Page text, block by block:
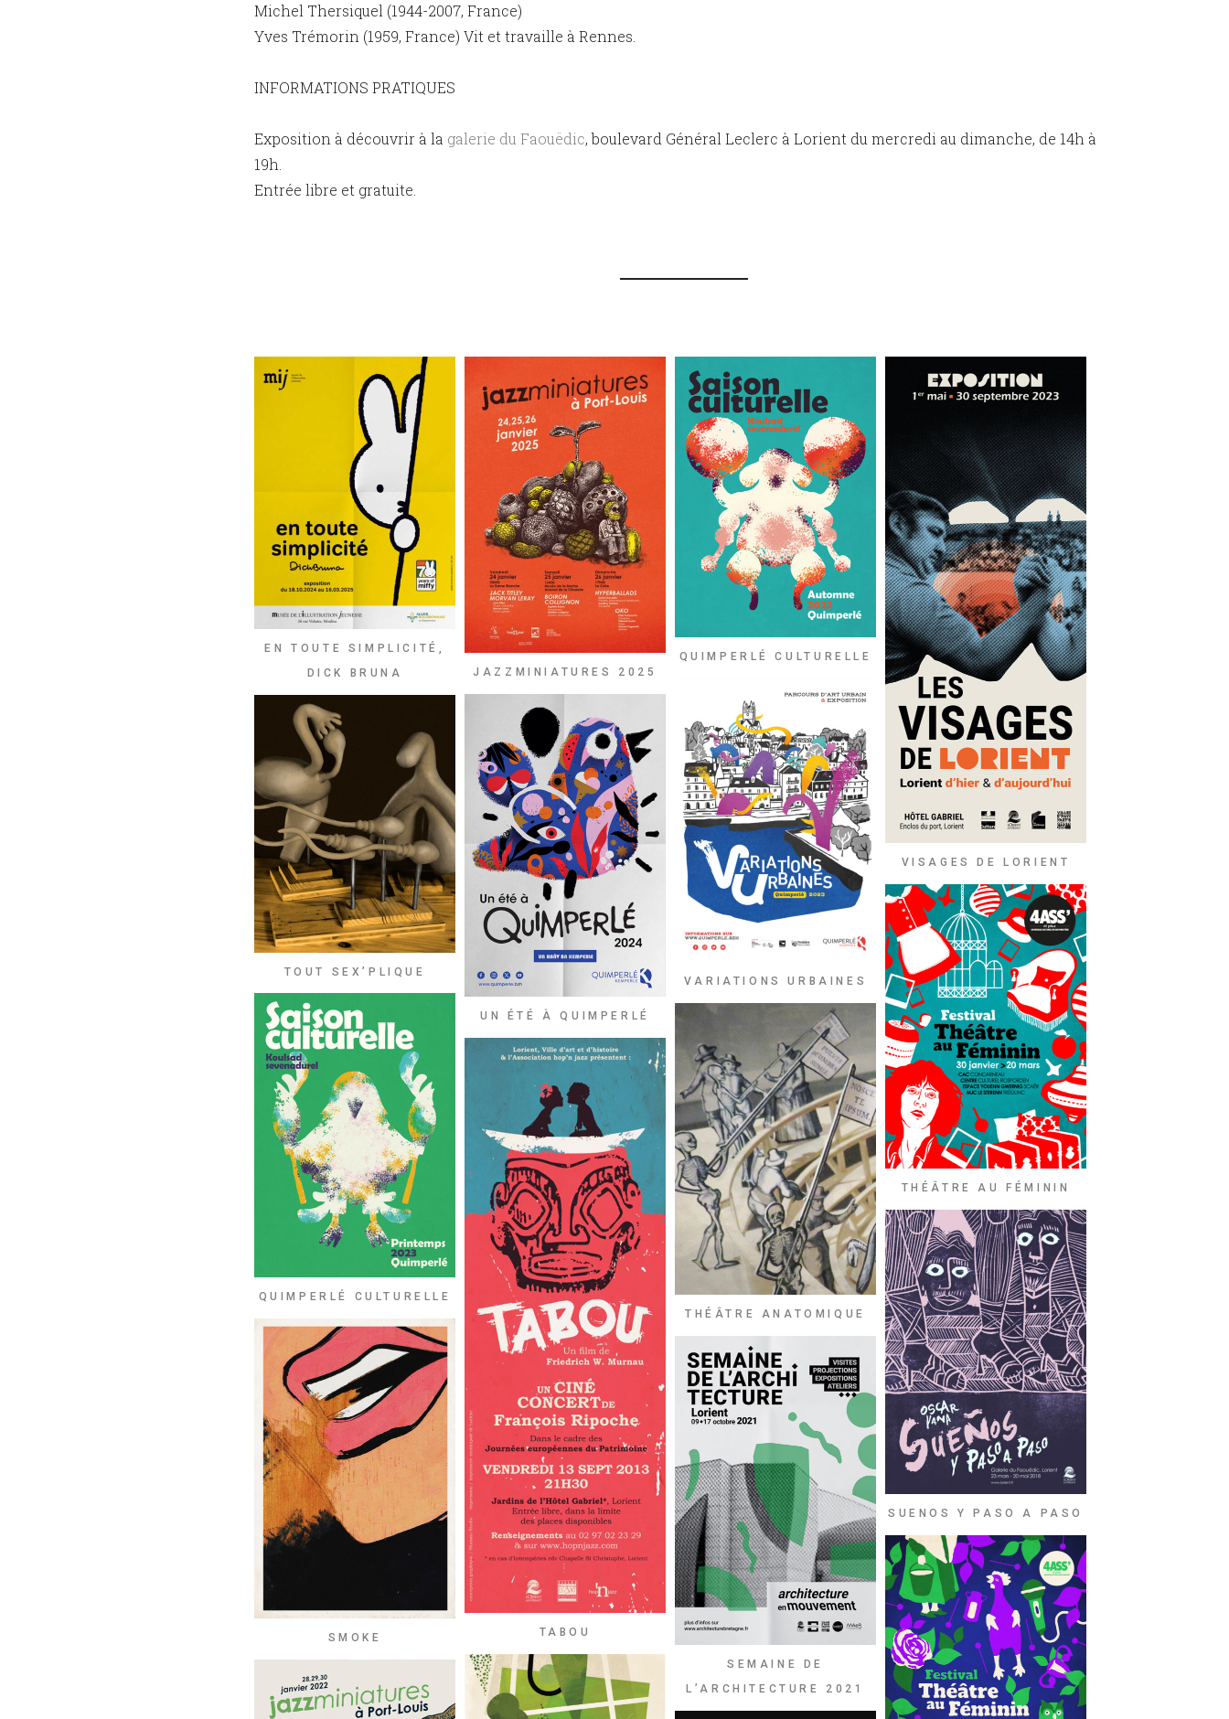
Michel Thersiquel (1944-2007, France)
Yves Trémorin (1959, France) Vit et travaille à Rennes.
INFORMATIONS PRATIQUES
Exposition à découvrir à la galerie du Faouëdic, boulevard Général Leclerc à Lorient du mercredi au dimanche, de 14h à
19h.
Entrée libre et gratuite.
EN TOUTE SIMPLICITÉ,
DICK BRUNA
JAZZMINIATURES 2025
QUIMPERLÉ CULTURELLE
VISAGES DE LORIENT
VARIATIONS URBAINES
UN ÉTÉ À QUIMPERLÉ
TOUT SEX’PLIQUE
THÉÂTRE AU FÉMININ
QUIMPERLÉ CULTURELLE
THÉÂTRE ANATOMIQUE
TABOU
SUENOS Y PASO A PASO
SMOKE
SEMAINE DE
L’ARCHITECTURE 2021